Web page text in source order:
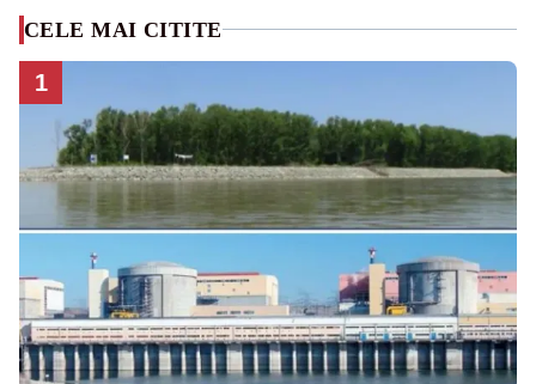
CELE MAI CITITE
1